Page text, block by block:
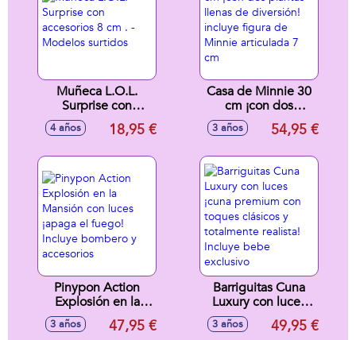
Muñeca L.O.L.
Surprise con
accesorios 8 cm . -
Modelos surtidos
4 años 18,95 €
Casa de Minnie 30
cm ¡con dos
plantas llenas de
diversión! incluye
articulada 7 cm
3 años 54,95 €
Pinypon Action
Explosión en la
Mansión con luces
¡apaga el fuego!
3 años 47,95 €
Barriguitas Cuna
Luxury con luces
¡cuna premium con
toques clásicos y
3 años 49,95 €